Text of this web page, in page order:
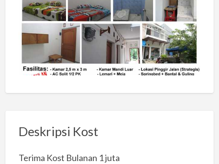
Deskripsi Kost
Terima Kost Bulanan 1 juta